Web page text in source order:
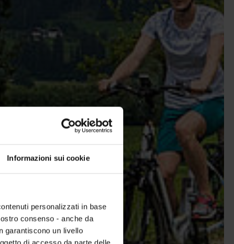
Informazioni sui cookie
personalizzati in base
consenso - anche da
garantiscono un livello